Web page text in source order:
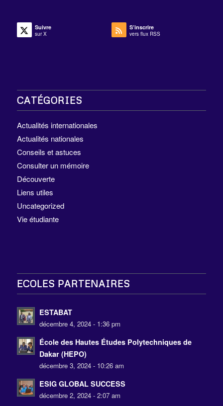
Suivre
sur X
S’inscrire
vers flux RSS
CATÉGORIES
Actualités internationales
Actualités nationales
Conseils et astuces
Consulter un mémoire
Découverte
Liens utiles
Uncategorized
Vie étudiante
ECOLES PARTENAIRES
ESTABAT
décembre 4, 2024 - 1:36 pm
École des Hautes Études Polytechniques de
Dakar (HEPO)
décembre 3, 2024 - 10:26 am
ESIG GLOBAL SUCCESS
décembre 2, 2024 - 2:07 am